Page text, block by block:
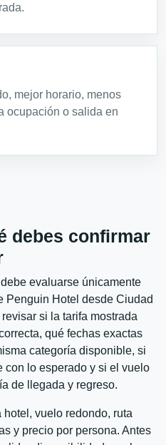
mejor horario, menos
ocupación o salida en
debes confirmar
evaluarse únicamente
Penguin Hotel desde Ciudad
si la tarifa mostrada
qué fechas exactas
categoría disponible, si
con lo esperado y si el vuelo
de llegada y regreso.
vuelo redondo, ruta
y precio por persona. Antes